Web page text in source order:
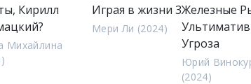
Кирилл
Михайлина
Играя в жизни 3
Мери Ли (2024)
Железные
Угроза
Юрий
(2024)